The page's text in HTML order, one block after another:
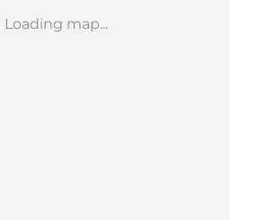
Loading map...